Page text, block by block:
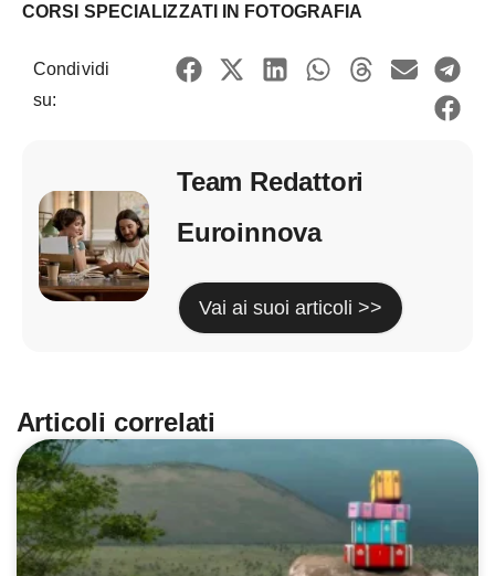
CORSI SPECIALIZZATI IN FOTOGRAFIA
Condividi
su:
Team Redattori
Euroinnova
Vai ai suoi articoli >>
Articoli correlati